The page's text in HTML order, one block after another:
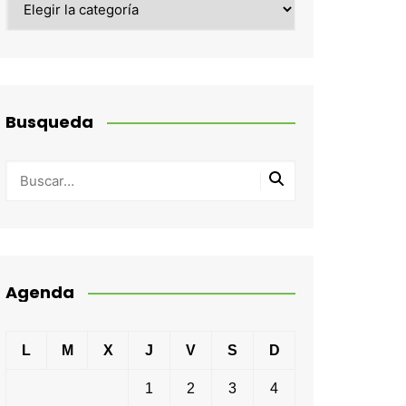
Busqueda
Agenda
L M X J V S D
1 2 3 4